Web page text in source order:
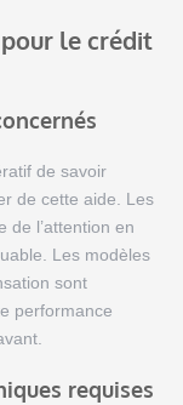
le crédit
de savoir
de cette aide. Les
de l’attention en
Les modèles
sont
performance
requises